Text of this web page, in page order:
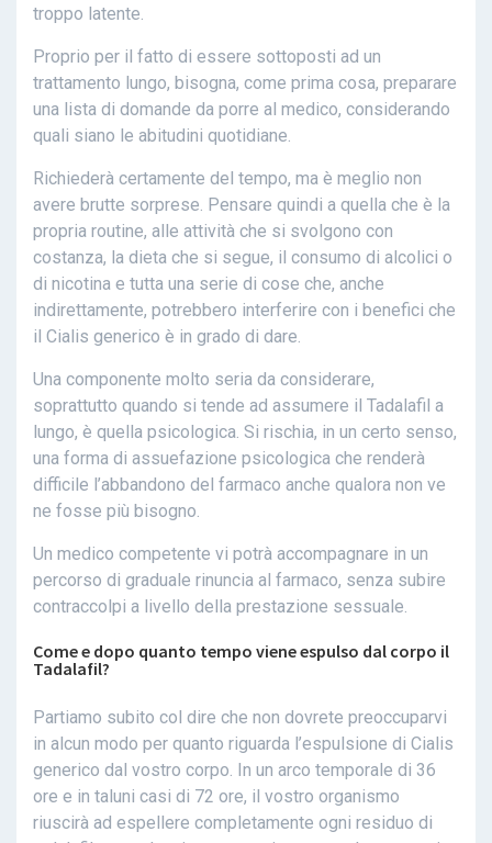
troppo latente.
Proprio per il fatto di essere sottoposti ad un
trattamento lungo, bisogna, come prima cosa, preparare
una lista di domande da porre al medico, considerando
quali siano le abitudini quotidiane.
Richiederà certamente del tempo, ma è meglio non
avere brutte sorprese. Pensare quindi a quella che è la
propria routine, alle attività che si svolgono con
costanza, la dieta che si segue, il consumo di alcolici o
di nicotina e tutta una serie di cose che, anche
indirettamente, potrebbero interferire con i benefici che
il Cialis generico è in grado di dare.
Una componente molto seria da considerare,
soprattutto quando si tende ad assumere il Tadalafil a
lungo, è quella psicologica. Si rischia, in un certo senso,
una forma di assuefazione psicologica che renderà
difficile l’abbandono del farmaco anche qualora non ve
ne fosse più bisogno.
Un medico competente vi potrà accompagnare in un
percorso di graduale rinuncia al farmaco, senza subire
contraccolpi a livello della prestazione sessuale.
Come e dopo quanto tempo viene espulso dal corpo il
Tadalafil?
Partiamo subito col dire che non dovrete preoccuparvi
in alcun modo per quanto riguarda l’espulsione di Cialis
generico dal vostro corpo. In un arco temporale di 36
ore e in taluni casi di 72 ore, il vostro organismo
riuscirà ad espellere completamente ogni residuo di